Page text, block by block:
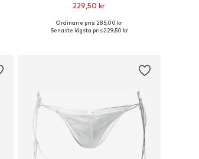
229,50 kr
Tillgängliga storlekar: XS, S, M, L, XL, XXL
Ordinarie pris: 285,00 kr
Senaste lägsta pris:229,50 kr